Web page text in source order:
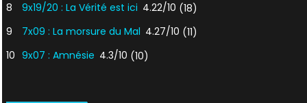
8
9x19/20 : La Vérité est ici 4.22/10 (18)
9
7x09 : La morsure du Mal 4.27/10 (11)
10 9x07 : Amnésie 4.3/10 (10)